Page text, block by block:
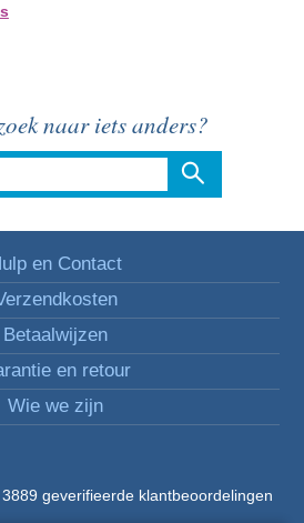
naar iets anders?
en Contact
Betaalwijzen
en retour
Wie we zijn
3889 geverifieerde klantbeoordelingen